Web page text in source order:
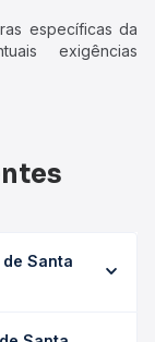
específicas da
exigências
Santa